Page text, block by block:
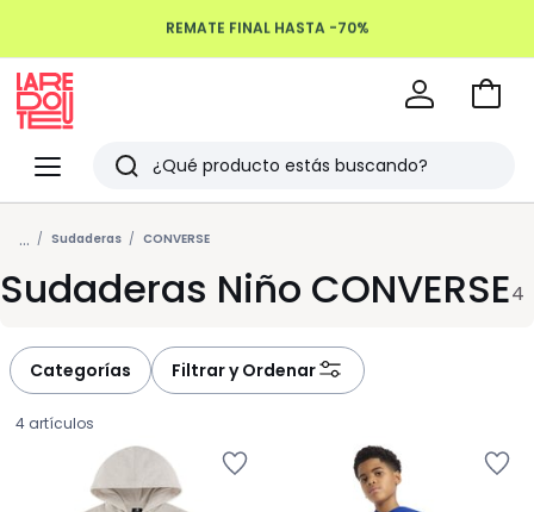
REMATE FINAL HASTA -70%
Devoluciones hasta 100 días
Menu
Redoute
Buscar
Últimos
artículos
vistos
Ir
... Sudaderas CONVERSE
Sudaderas Niño CONVERSE4
Categorías Filtrar y Ordenar
4 artículos